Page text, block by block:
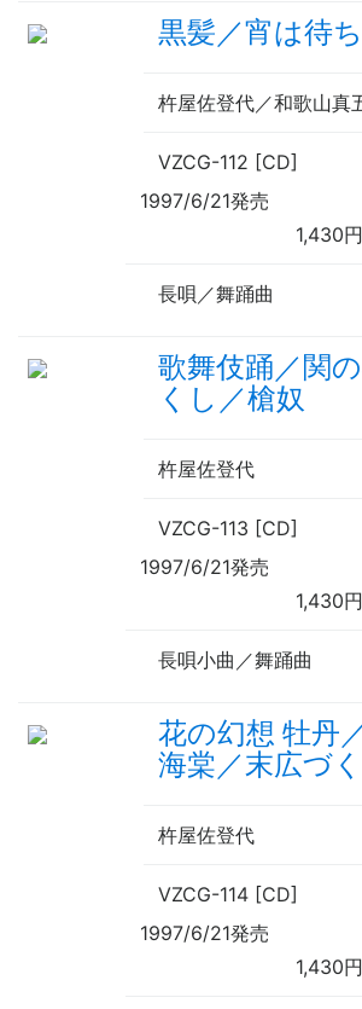
黒髪／宵は待
杵屋佐登代／和歌山真
VZCG-112 [CD]
1997/6/21発売
1,430
長唄／舞踊曲
歌舞伎踊／関
くし／槍奴
杵屋佐登代
VZCG-113 [CD]
1997/6/21発売
1,430
長唄小曲／舞踊曲
花の幻想 牡丹
海棠／末広づ
杵屋佐登代
VZCG-114 [CD]
1997/6/21発売
1,430